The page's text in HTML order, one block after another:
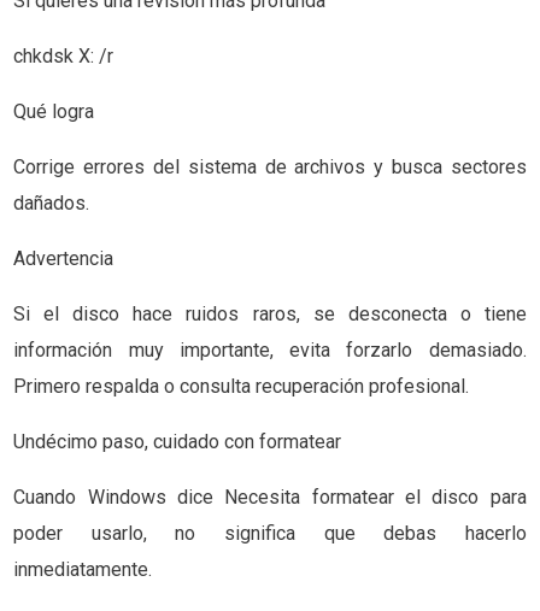
chkdsk X: /r
Qué logra
Corrige errores del sistema de archivos y busca sectores
dañados.
Advertencia
Si el disco hace ruidos raros, se desconecta o tiene
información muy importante, evita forzarlo demasiado.
Primero respalda o consulta recuperación profesional.
Undécimo paso, cuidado con formatear
Cuando Windows dice Necesita formatear el disco para
poder usarlo, no significa que debas hacerlo
inmediatamente.